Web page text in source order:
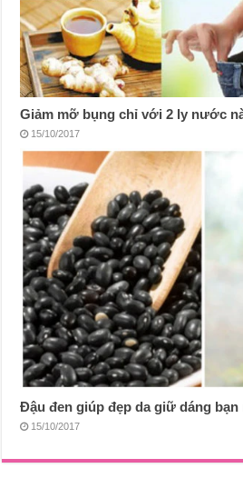
Giảm mỡ bụng chỉ với 2 ly nước
15/10/2017
Đậu đen giúp đẹp da giữ dáng
15/10/2017